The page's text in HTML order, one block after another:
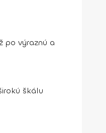
po výraznú a
škálu